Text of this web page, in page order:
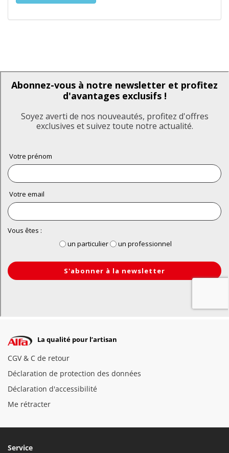
La qualité pour l’artisan
CGV & C de retour
Déclaration de protection des données
Déclaration d'accessibilité
Me rétracter
Service